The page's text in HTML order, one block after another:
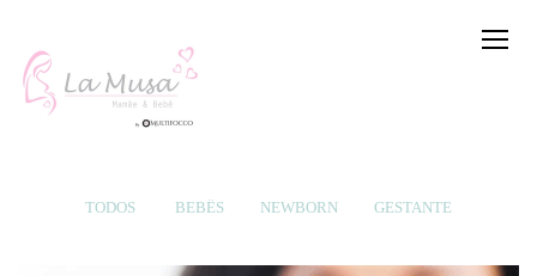
TODOS BEBÊS NEWBORN GESTANTE